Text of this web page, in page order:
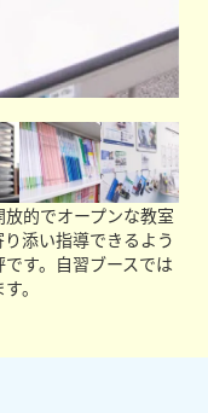
的でオープンな教室
添い指導できるよう
す。自習ブースでは
。